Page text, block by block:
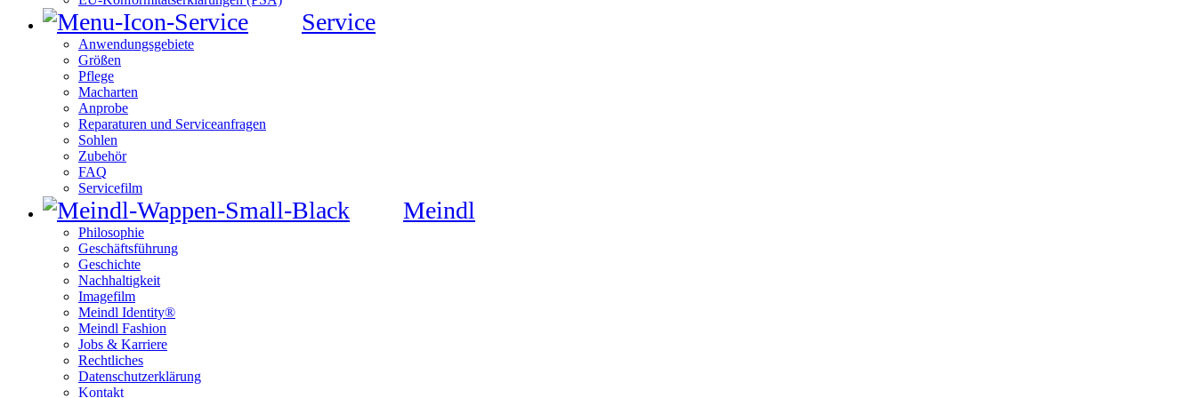
Service
Anwendungsgebiete
Größen
Pflege
Macharten
Anprobe
Reparaturen und Serviceanfragen
Sohlen
Zubehör
FAQ
Servicefilm
Meindl
Philosophie
Geschäftsführung
Geschichte
Nachhaltigkeit
Imagefilm
Meindl Identity®
Meindl Fashion
Jobs & Karriere
Rechtliches
Datenschutzerklärung
Kontakt